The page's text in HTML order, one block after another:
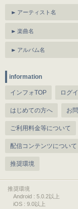
アーティスト名
楽曲名
アルバム名
information
インフォTOP ログ
はじめての方へ お
ご利用料金等について
配信コンテンツについて
推奨環境
推奨環境
Android : 5.0.2以上
iOS : 9.0以上